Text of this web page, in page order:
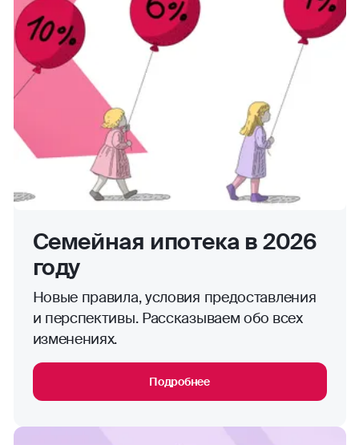
Семейная ипотека в 2026
году
Новые правила, условия предоставления
и перспективы. Рассказываем обо всех
изменениях.
Подробнее